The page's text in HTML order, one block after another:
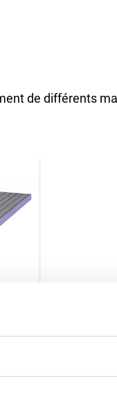
de différents